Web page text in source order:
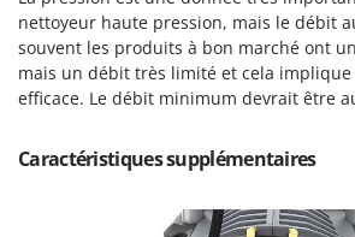
Robots Tondeuses
Rogneuses de souches
Rouleaux pour tracteur
S
Scies à os
Scies alternatives à batterie
I
Idromatic
Il-Tec
Infaco
nettoyeur haute pression, mais le débit
souvent les produits à bon marché ont
mais un débit très limité et cela
efficace. Le débit minimum devrait être
Caractéristiques supplémentaires